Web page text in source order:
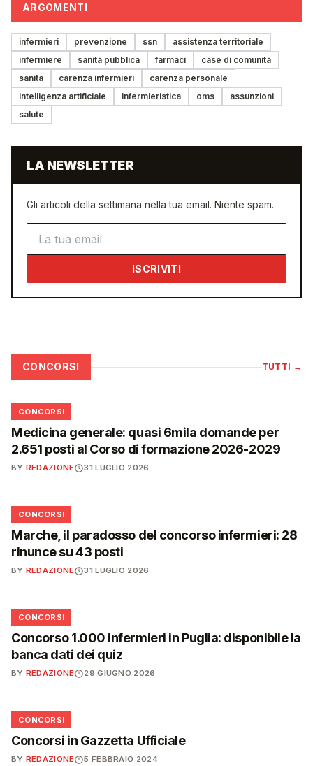
ARGOMENTI
infermieri prevenzione ssn
assistenza territoriale
infermiere
sanità pubblica farmaci
case di comunità
sanità
carenza infermieri
carenza personale
intelligenza artificiale
infermieristica oms
assunzioni
salute
LA NEWSLETTER
Gli articoli della settimana nella tua email. Niente spam.
ISCRIVITI
CONCORSI TUTTI →
📋
CONCORSI
Medicina generale: quasi 6mila domande per
2.651 posti al Corso di formazione 2026-2029
BY REDAZIONE 31 LUGLIO 2026
📋
CONCORSI
Marche, il paradosso del concorso infermieri: 28
rinunce su 43 posti
BY REDAZIONE 31 LUGLIO 2026
📋
CONCORSI
Concorso 1.000 infermieri in Puglia: disponibile la
banca dati dei quiz
BY REDAZIONE 29 GIUGNO 2026
📋
CONCORSI
Concorsi in Gazzetta Ufficiale
BY REDAZIONE 5 FEBBRAIO 2024